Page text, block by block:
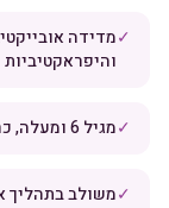
✓מדידה
והיפראקטיביות
✓מגיל 6 ומעלה, כרבע שעה עד 18 דקות
✓משולב בתהליך